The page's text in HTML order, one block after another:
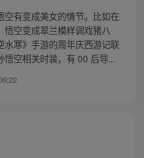
空有变成美女的情节。比如在
悟空变成翠兰模样调戏猪八
水寒》手游的周年庆西游记联
悟空相关时装，有 00 后导...